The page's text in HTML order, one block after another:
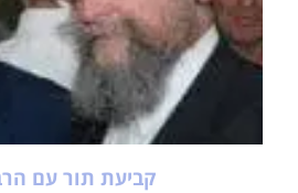
קביעת תור עם